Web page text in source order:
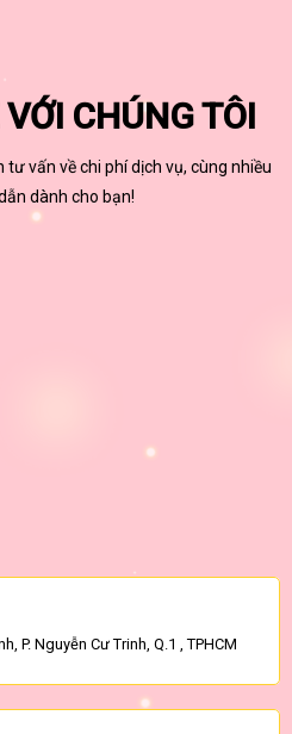
CHÚNG TÔI
vấn về chi phí dịch vụ, cùng nhiều
dành cho bạn!
P. Nguyễn Cư Trinh, Q.1 , TPHCM